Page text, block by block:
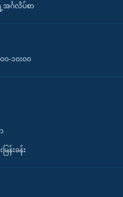
အင်္ဂလိပ်စာ
၀-၁၀း၀၀
န်းခန်း